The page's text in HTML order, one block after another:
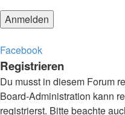
Facebook
Registrieren
Du musst in diesem Forum
Board-Administration kann
registrierst. Bitte beachte